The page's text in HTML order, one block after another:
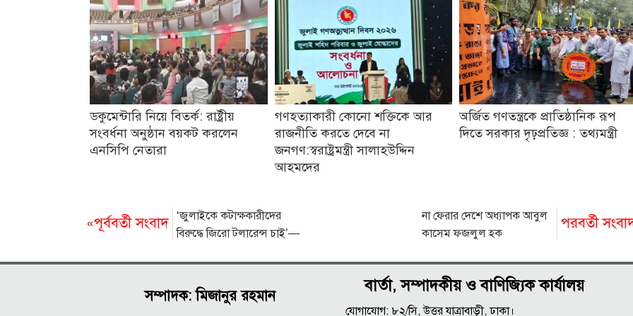
ডকুমেন্টারি নিয়ে বিতর্ক: রাষ্ট্রীয়
সংবর্ধনা অনুষ্ঠান বয়কট করলেন
এনসিপি নেতারা
গণহত্যাকারী কোনো শক্তিকে আর
রাজনীতি করতে দেবে না
জনগণ:স্বরাষ্ট্রমন্ত্রী সালাহউদ্দিন
আহমদের
অর্জিত গণতন্ত্রকে প্রাতিষ্ঠানিক রূপ
দিতে সরকার দৃঢ়প্রতিজ্ঞ : তথ্যমন্ত্রী
«পূর্ববর্তী সংবাদ ‘জুলাইকে কটাক্ষকারীদের
বিরুদ্ধে জিরো টলারেন্স চাই’—
পরবর্তী
না ফেরার দেশে অধ্যাপক আবুল
কাসেম ফজলুল হক
সম্পাদক: মিজানুর রহমান
বার্তা, সম্পাদকীয় ও বাণিজ্যিক কার্যালয়
যোগাযোগ: ৮২/সি, উত্তর যাত্রাবাড়ী, ঢাকা।